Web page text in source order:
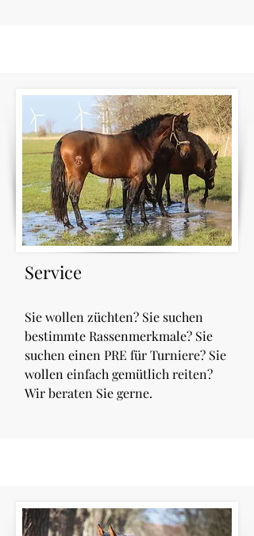
Service
Sie wollen züchten? Sie suchen
bestimmte Rassenmerkmale? Sie
suchen einen PRE für Turniere? Sie
wollen einfach gemütlich reiten?
Wir beraten Sie gerne.